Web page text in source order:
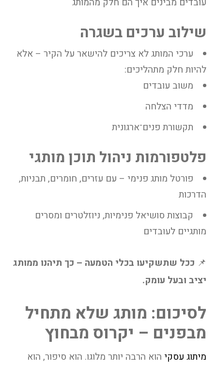
שילוב ערכים בשגרה
ערכי המותג לא צריכים להישאר על הקיר – אלא
להיות חלק מתהליכים:
משוב עובדים
מדדי הצלחה
תקשורת פנים־ארגונית
פלטפורמות ניהול תוכן מותגי
פורטל מותג פנימי – עם עזרים, חומרים, תבניות,
הדרכות
קבוצות סושיאל פנימיות, ניוזלטרים ומסרים
מותגיים לעובדים
📌 ככל שתשקיעו בכלי הטמעה – כך תיהנו ממותג
יציב ובעל עומק.
לסיכום: מותג שלא מתחיל
מבפנים – יקרוס מבחוץ
מיתוג עסקי הוא הרבה יותר מלוגו. הוא סיפור, הוא